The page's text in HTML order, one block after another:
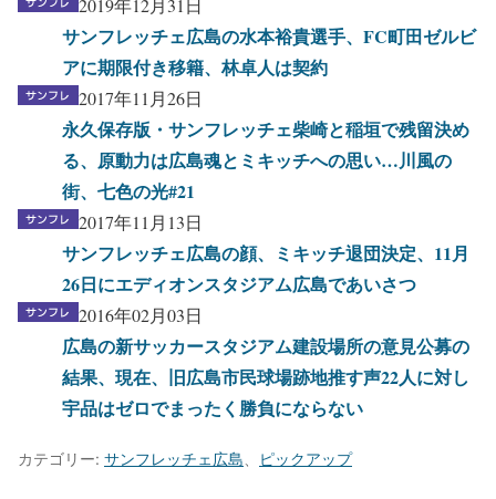
2019年12月31日
サンフレッチェ広島の水本裕貴選手、FC町田ゼルビ
アに期限付き移籍、林卓人は契約
2017年11月26日
永久保存版・サンフレッチェ柴崎と稲垣で残留決め
る、原動力は広島魂とミキッチへの思い…川風の
街、七色の光#21
2017年11月13日
サンフレッチェ広島の顔、ミキッチ退団決定、11月
26日にエディオンスタジアム広島であいさつ
2016年02月03日
広島の新サッカースタジアム建設場所の意見公募の
結果、現在、旧広島市民球場跡地推す声22人に対し
宇品はゼロでまったく勝負にならない
カテゴリー: サンフレッチェ広島 ピックアップ